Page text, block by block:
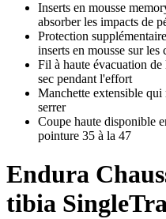
Inserts en mousse
absorber les impacts de
Protection
inserts en mousse sur les
Fil à haute évacuation
sec pendant l'effort
Manchette extensible qui
serrer
Coupe haute disponible
pointure 35 à la 47
Endura
tibia